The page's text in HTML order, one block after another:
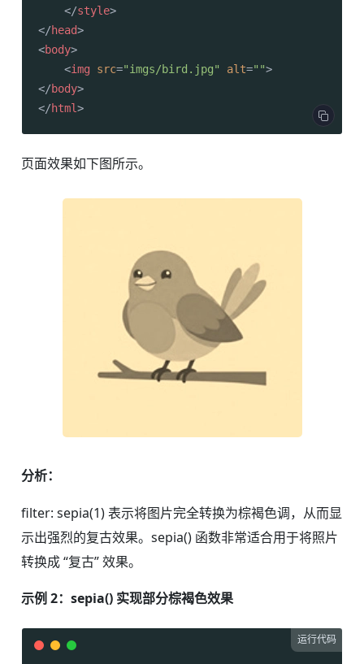
</style>
</head>
<body>
<img src="imgs/bird.jpg" alt="">
</body>
</html>
页面效果如下图所示。
分析：
filter: sepia(1) 表示将图片完全转换为棕褐色调，从而显
示出强烈的复古效果。sepia() 函数非常适合用于将照片
转换成 “复古” 效果。
示例 2：sepia() 实现部分棕褐色效果
运行代码